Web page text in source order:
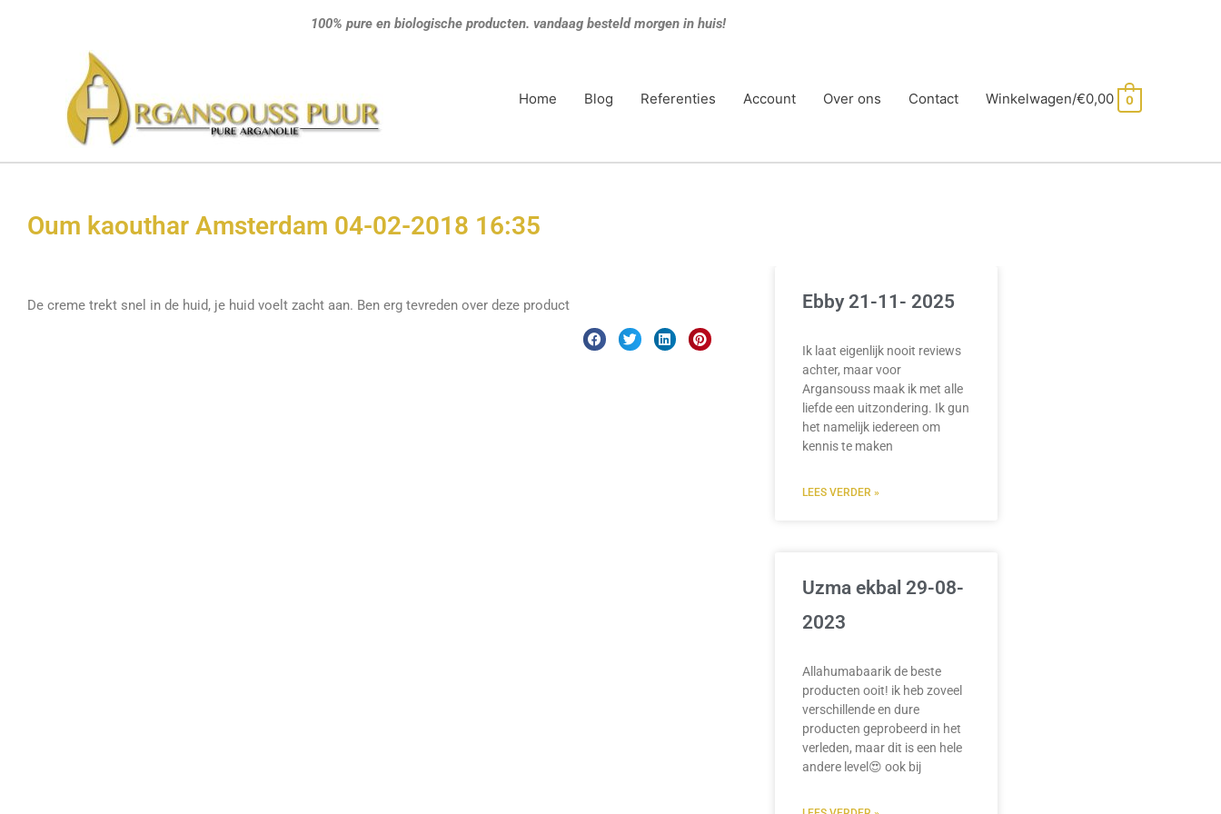
100% pure en biologische producten. vandaag besteld morgen in huis!
Home Blog Referenties Account Over ons Contact Winkelwagen/€0,00 0
Oum kaouthar Amsterdam 04-02-2018 16:35
De creme trekt snel in de huid, je huid voelt zacht aan. Ben erg tevreden over deze product Ebby 21-11- 2025
Ik laat eigenlijk nooit reviews
achter, maar voor
Argansouss maak ik met alle
liefde een uitzondering. Ik gun
het namelijk iedereen om
kennis te maken
LEES VERDER »
Uzma ekbal 29-08-
2023
Allahumabaarik de beste
producten ooit! ik heb zoveel
verschillende en dure
producten geprobeerd in het
verleden, maar dit is een hele
andere level😍 ook bij